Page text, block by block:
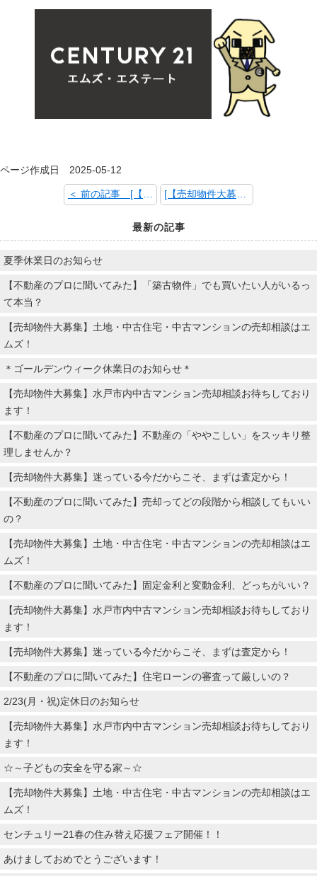
ページ作成日 2025-05-12
＜ 前の記事 [【売却物件大募集】水戸市内中古マンション売却相談お待ちしております！] [【売却物件大募集】水戸市内中古マンション売却相談お待ちしております！] 次の記事 ＞
最新の記事
夏季休業日のお知らせ
【不動産のプロに聞いてみた】「築古物件」でも買いたい人がいるっ
て本当？
【売却物件大募集】土地・中古住宅・中古マンションの売却相談はエ
ムズ！
＊ゴールデンウィーク休業日のお知らせ＊
【売却物件大募集】水戸市内中古マンション売却相談お待ちしており
ます！
【不動産のプロに聞いてみた】不動産の「ややこしい」をスッキリ整
理しませんか？
【売却物件大募集】迷っている今だからこそ、まずは査定から！
【不動産のプロに聞いてみた】売却ってどの段階から相談してもいい
の？
【売却物件大募集】土地・中古住宅・中古マンションの売却相談はエ
ムズ！
【不動産のプロに聞いてみた】固定金利と変動金利、どっちがいい？
【売却物件大募集】水戸市内中古マンション売却相談お待ちしており
ます！
【売却物件大募集】迷っている今だからこそ、まずは査定から！
【不動産のプロに聞いてみた】住宅ローンの審査って厳しいの？
2/23(月・祝)定休日のお知らせ
【売却物件大募集】水戸市内中古マンション売却相談お待ちしており
ます！
☆～子どもの安全を守る家～☆
【売却物件大募集】土地・中古住宅・中古マンションの売却相談はエ
ムズ！
センチュリー21春の住み替え応援フェア開催！！
あけましておめでとうございます！